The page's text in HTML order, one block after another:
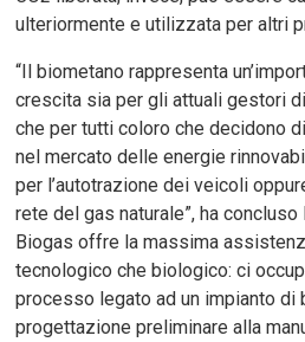
ulteriormente e utilizzata per altri
“Il biometano rappresenta
crescita sia per gli attuali gestori
che per tutti coloro che decidono
nel mercato delle energie
per l’autotrazione dei veicoli
rete del gas naturale”, ha concluso
Biogas offre la massima
tecnologico che biologico: ci
processo legato ad un impianto di
progettazione preliminare alla